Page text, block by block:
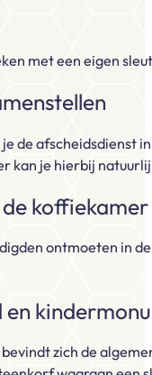
met een eigen
de afscheidsdienst
je hierbij
koffiekamer
ontmoeten in
zich de